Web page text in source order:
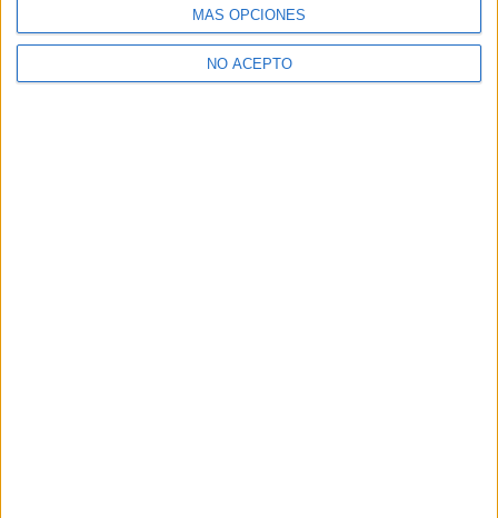
MÁS OPCIONES
NO ACEPTO